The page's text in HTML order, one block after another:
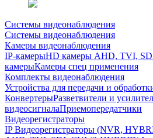
Системы видеонаблюдения
Системы видеонаблюдения
Камеры видеонаблюдения
IP-камерыHD камеры AHD, TVI,
камерыКамеры спец применения
Комплекты видеонаблюдения
Устройства для передачи и
КонвертерыРазветвители и
видеосигналаПриемопередатчики
Видеорегистраторы
IP Видеорегистраторы (NVR,